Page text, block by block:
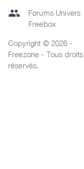
group
Forums Univers
Freebox
Copyright © 2026 -
Freezone - Tous droits
réservés.